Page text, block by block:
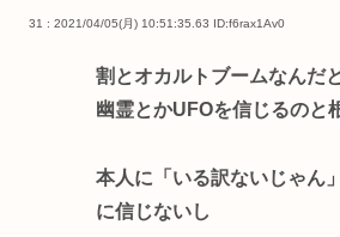
31 : 2021/04/05(月) 10:51:35.63 ID:f6rax1Av0
割とオカルトブームなんだ
幽霊とかUFOを信じるのと
本人に「いる訳ないじゃん
に信じないし